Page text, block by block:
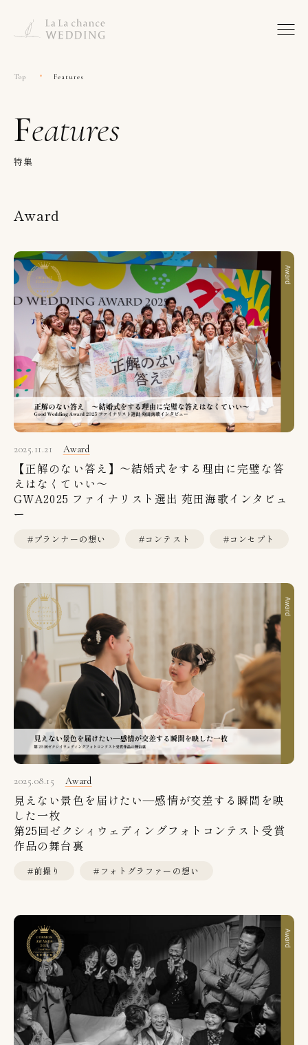
Top Features
Features
特集
Award
2025.11.21 Award
【正解のない答え】～結婚式をする理由に完璧な答
えはなくていい～
GWA2025 ファイナリスト選出 苑田海歌インタビュ
ー
#プランナーの想い #コンテスト #コンセプト
2025.08.15 Award
見えない景色を届けたい―感情が交差する瞬間を映
した一枚
第25回ゼクシィウェディングフォトコンテスト受賞
作品の舞台裏
#前撮り #フォトグラファーの想い